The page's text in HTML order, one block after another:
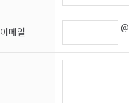
이메일 @